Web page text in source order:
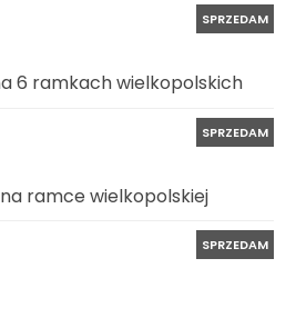
SPRZEDAM
6 ramkach wielkopolskich
SPRZEDAM
ramce wielkopolskiej
SPRZEDAM